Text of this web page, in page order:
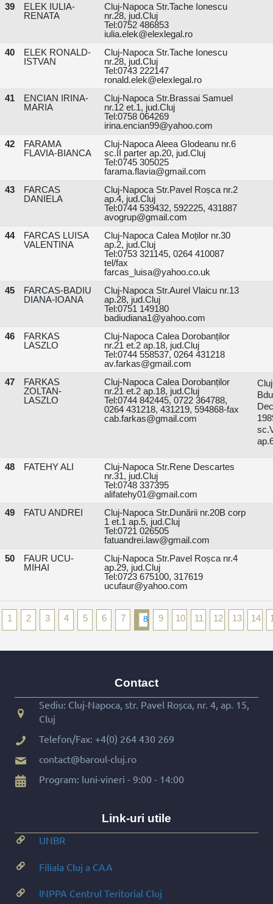
39
ELEK IULIA-
RENATA
Cluj-Napoca Str.Tache Ionescu
nr.28, jud.Cluj
Tel:0752 486853
iulia.elek@elexlegal.ro
40
ELEK RONALD-
ISTVAN
Cluj-Napoca Str.Tache Ionescu
nr.28, jud.Cluj
Tel:0743 222147
ronald.elek@elexlegal.ro
41
ENCIAN IRINA-
MARIA
Cluj-Napoca Str.Brassai Samuel
nr.12 et.1, jud.Cluj
Tel:0758 064269
irina.encian99@yahoo.com
42
FARAMA
FLAVIA-BIANCA
Cluj-Napoca Aleea Glodeanu nr.6
sc.II parter ap.20, jud.Cluj
Tel:0745 305025
farama.flavia@gmail.com
43
FARCAS
DANIELA
Cluj-Napoca Str.Pavel Roșca nr.2
ap.4, jud.Cluj
Tel:0744 539432, 592225, 431887
avogrup@gmail.com
44
FARCAS LUISA
VALENTINA
Cluj-Napoca Calea Moților nr.30
ap.2, jud.Cluj
Tel:0753 321145, 0264 410087
tel/fax
farcas_luisa@yahoo.co.uk
45
FARCAS-BADIU
DIANA-IOANA
Cluj-Napoca Str.Aurel Vlaicu nr.13
ap.28, jud.Cluj
Tel:0751 149180
badiudiana1@yahoo.com
46
FARKAS
LASZLO
Cluj-Napoca Calea Dorobanților
nr.21 et.2 ap.18, jud.Cluj
Tel:0744 558537, 0264 431218
av.farkas@gmail.com
47
FARKAS
ZOLTAN-
LASZLO
Cluj-Napoca Calea Dorobanților
nr.21 et.2 ap.18, jud.Cluj
Tel:0744 842445, 0722 364788,
0264 431218, 431219, 594868-fax
cab.farkas@gmail.com
48 FATEHY ALI
Cluj-Napoca Str.Rene Descartes
nr.31, jud.Cluj
Tel:0748 337395
alifatehy01@gmail.com
49
FATU ANDREI
Cluj-Napoca Str.Dunării nr.20B corp
1 et.1 ap.5, jud.Cluj
Tel:0721 026505
fatuandrei.law@gmail.com
50
FAUR UCU-
MIHAI
Cluj-Napoca Str.Pavel Roșca nr.4
ap.29, jud.Cluj
Tel:0723 675100, 317619
ucufaur@yahoo.com
1 2 3 4 5 6 7 8 9 10 11 12 13 14
Contact
Sediu: Cluj-Napoca, str. Pavel Roșca, nr. 4, ap. 15,
Cluj
Telefon/Fax: +4(0) 264 430 269
contact@baroul-cluj.ro
Program: luni-vineri - 9:00 - 14:00
Link-uri utile
UNBR
Filiala Cluj a CAA
INPPA Centrul Teritorial Cluj